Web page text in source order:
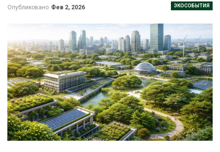
ЭКОСОБЫТИЯ
Опубликовано Фев 2, 2026